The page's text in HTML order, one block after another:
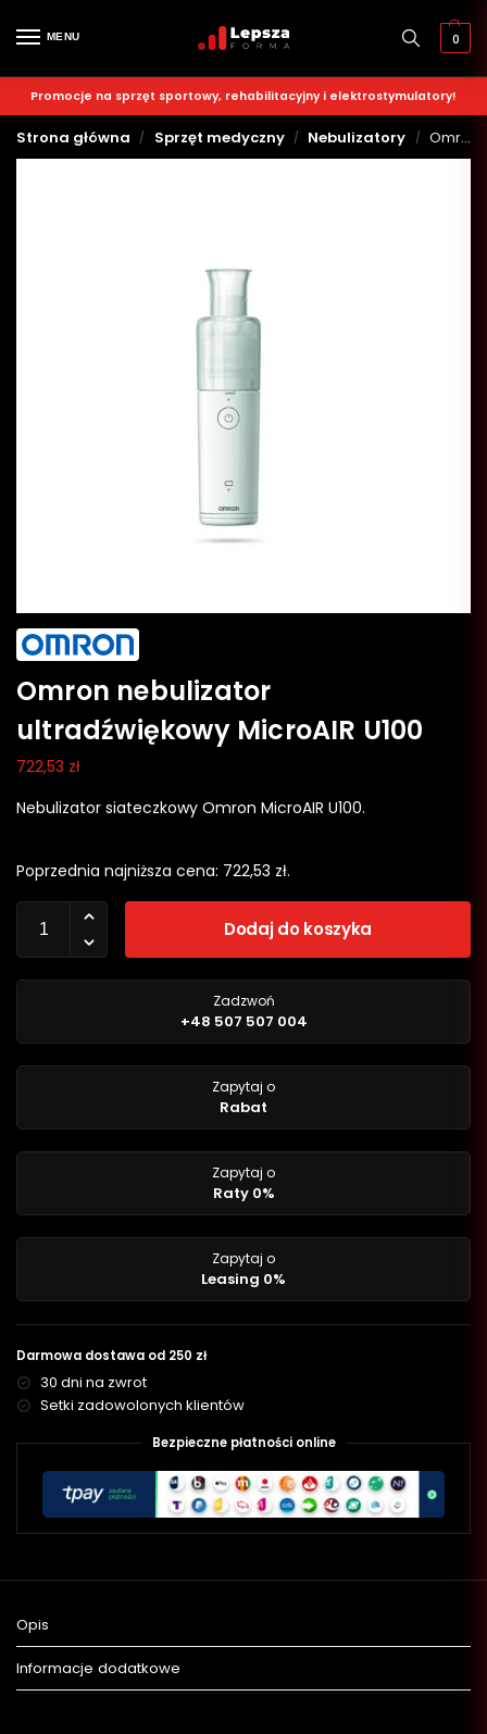
MENU 0
Promocje na sprzęt sportowy, rehabilitacyjny i elektrostymulatory!
Strona główna / Sprzęt medyczny / Nebulizatory / Omron nebulizator ultradźwiękowy MicroAIR U100
Omron nebulizator
ultradźwiękowy MicroAIR U100
722,53 zł
Nebulizator siateczkowy Omron MicroAIR U100.
Poprzednia najniższa cena: 722,53 zł.
Dodaj do koszyka
Zadzwoń
+48 507 507 004
Zapytaj o
Rabat
Zapytaj o
Raty 0%
Zapytaj o
Leasing 0%
Darmowa dostawa od 250 zł
30 dni na zwrot
Setki zadowolonych klientów
Bezpieczne płatności online
Opis
Informacje dodatkowe